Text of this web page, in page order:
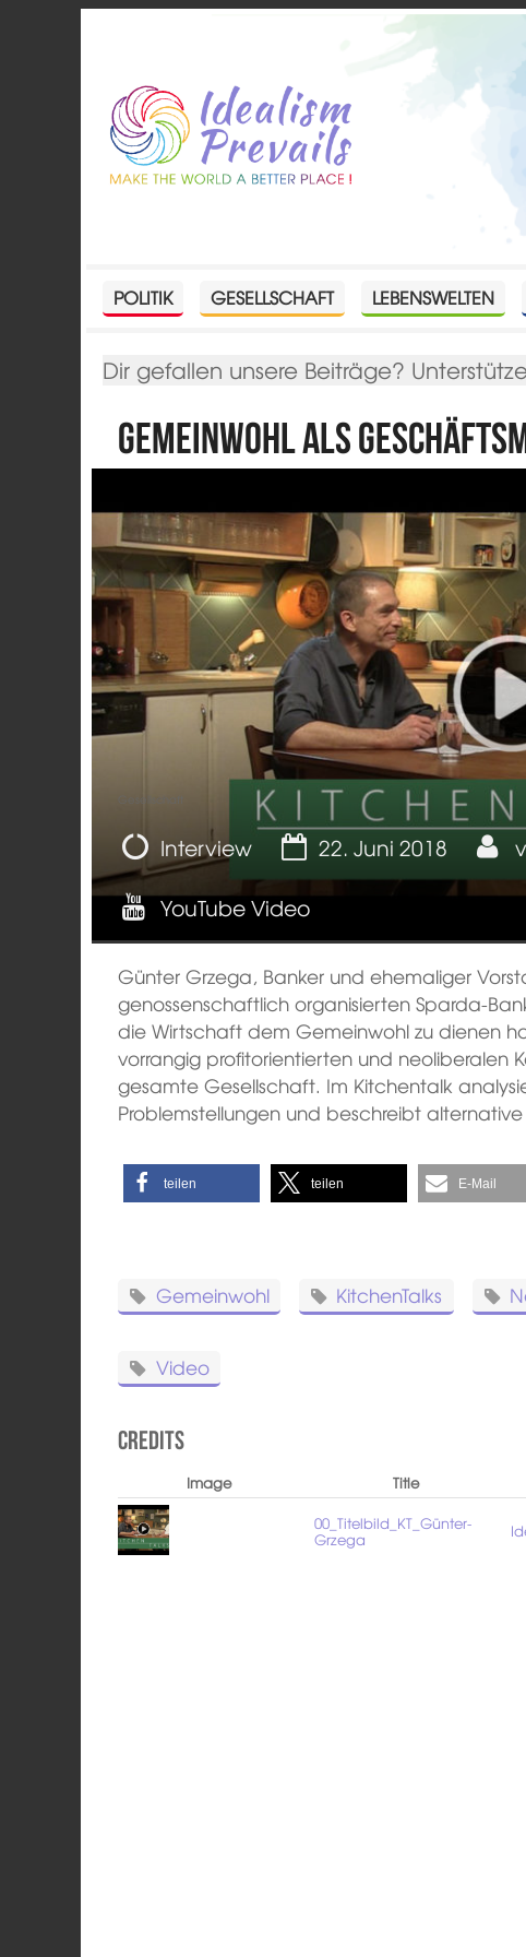
POLITIK GESELLSCHAFT LEBENSWELTEN
Dir gefallen unsere Beiträge?
Gemeinwohl als
Interview 22. Juni 2018
YouTube Video
Günter Grzega, Banker und ehemaliger
genossenschaftlich organisierten Sparda-
die Wirtschaft dem Gemeinwohl zu dienen
vorrangig profitorientierten und neoliberalen
gesamte Gesellschaft. Im Kitchentalk
Problemstellungen und beschreibt
teilen teilen E-Mail
Gemeinwohl KitchenTalks
Video
Credits
Image Title
00_Titelbild_KT_Günter-
Grzega